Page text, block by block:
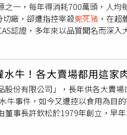
之一，每年得消耗700萬頭，人
切廠，卻遭指控宰殺斃死豬 ，在
認證，多年來以品質聞名而深
）據了解，雅勝是北台灣規模最
年後關停牛隻屠宰場，專營冷藏
者信賴，雅勝更引以為傲，宣稱
時才開始分切，且加工作業區常
聘用的移工在牛隻內臟處理區非
。（圖／讀者提供，CTWANT
疑為避開場內獸醫及監視器的監
竟在布滿陳年黑垢與不明血水
水牛！各大賣場都用這
份有限公司」，長年供各大賣
牛事件，如今又遭控以食用為目
董事長許欽松於1979年創立，早
得到CAS（台灣優良農產品）